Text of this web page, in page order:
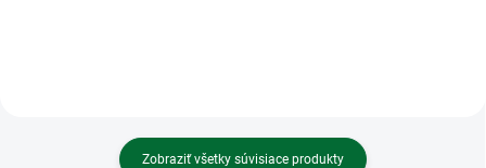
Zobraziť všetky súvisiace produkty